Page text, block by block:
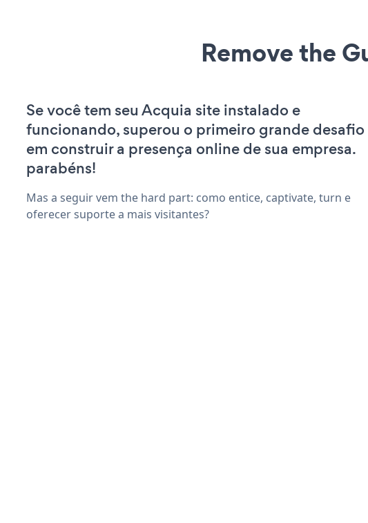
Remove the
Se você tem seu Acquia site instalado e
funcionando, superou o primeiro grande desafio
em construir a presença online de sua empresa.
parabéns!
Mas a seguir vem the hard part: como entice, captivate, turn e
oferecer suporte a mais visitantes?